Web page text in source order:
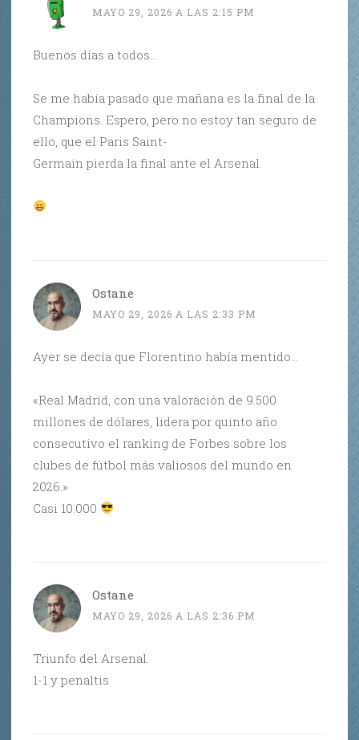
MAYO 29, 2026 A LAS 2:15 PM
Buenos días a todos…
Se me había pasado que mañana es la final de la
Champions. Espero, pero no estoy tan seguro de
ello, que el Paris Saint-
Germain pierda la final ante el Arsenal.
Ostane
MAYO 29, 2026 A LAS 2:33 PM
Ayer se decía que Florentino había mentido…
«Real Madrid, con una valoración de 9.500
millones de dólares, lidera por quinto año
consecutivo el ranking de Forbes sobre los
clubes de fútbol más valiosos del mundo en
2026.»
Casi 10.000
Ostane
MAYO 29, 2026 A LAS 2:36 PM
Triunfo del Arsenal.
1-1 y penaltis